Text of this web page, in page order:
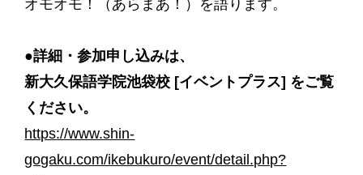
オモオモ！（あらまあ！）を語ります。
●詳細・参加申し込みは、
新大久保語学院池袋校 [イベントプラス] をご覧
ください。
https://www.shin-
gogaku.com/ikebukuro/event/detail.php?